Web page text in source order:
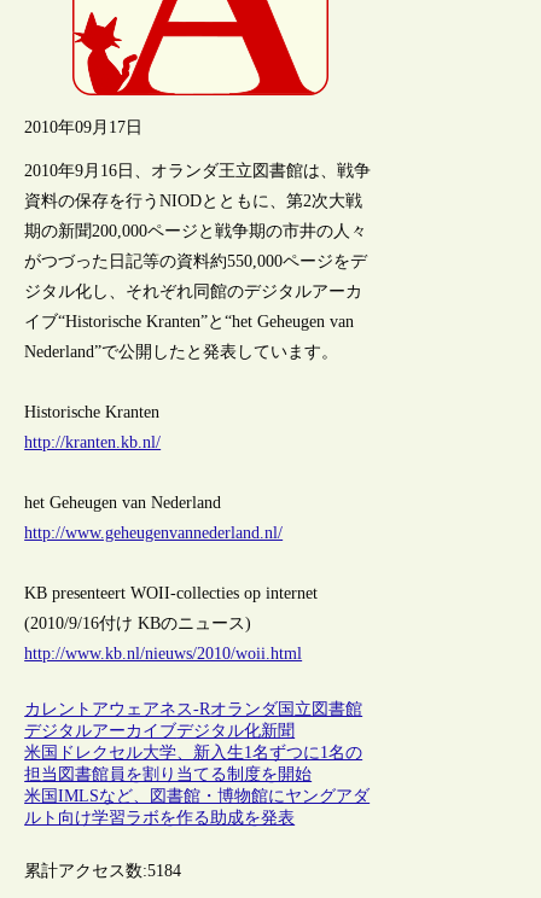
2010年09月17日
2010年9月16日、オランダ王立図書館は、戦争
資料の保存を行うNIODとともに、第2次大戦
期の新聞200,000ページと戦争期の市井の人々
がつづった日記等の資料約550,000ページをデ
ジタル化し、それぞれ同館のデジタルアーカ
イブ“Historische Kranten”と“het Geheugen van
Nederland”で公開したと発表しています。
Historische Kranten
http://kranten.kb.nl/
het Geheugen van Nederland
http://www.geheugenvannederland.nl/
KB presenteert WOII-collecties op internet
(2010/9/16付け KBのニュース)
http://www.kb.nl/nieuws/2010/woii.html
カレントアウェアネス-Rオランダ国立図書館
デジタルアーカイブデジタル化新聞
米国ドレクセル大学、新入生1名ずつに1名の
担当図書館員を割り当てる制度を開始
米国IMLSなど、図書館・博物館にヤングアダ
ルト向け学習ラボを作る助成を発表
累計アクセス数:5184